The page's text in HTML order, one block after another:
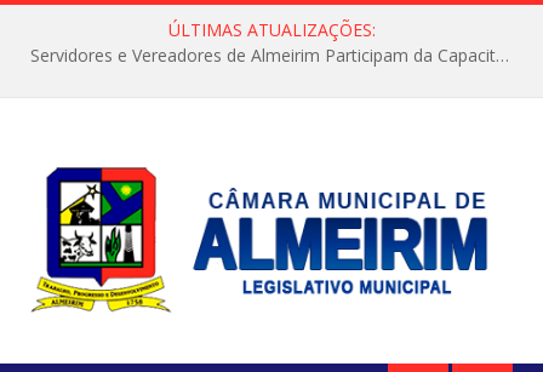
ÚLTIMAS ATUALIZAÇÕES:
Servidores e Vereadores de Almeirim Participam da Capacitação “Orientar é a Nossa Missão”